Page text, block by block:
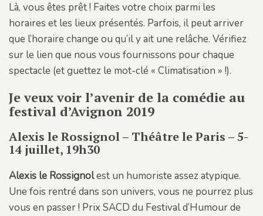
Là, vous êtes prêt ! Faites votre choix parmi les
horaires et les lieux présentés. Parfois, il peut arriver
que l’horaire change ou qu’il y ait une relâche. Vérifiez
sur le lien que nous vous fournissons pour chaque
spectacle (et guettez le mot-clé « Climatisation » !).
Je veux voir l’avenir de la comédie au
festival d’Avignon 2019
Alexis le Rossignol – Théâtre le Paris – 5-
14 juillet, 19h30
Alexis le Rossignolest un humoriste assez atypique.
Une fois rentré dans son univers, vous ne pourrez plus
vous en passer ! Prix SACD du Festival d’Humour de